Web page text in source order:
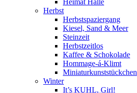
Heimat Halle
Herbst
Herbstspaziergang
Kiesel, Sand & Meer
Steinzeit
Herbstzeitlos
Kaffee & Schokolade
Hommage-á-Klimt
Miniaturkunststückchen
Winter
It’s KUHL, Girl!